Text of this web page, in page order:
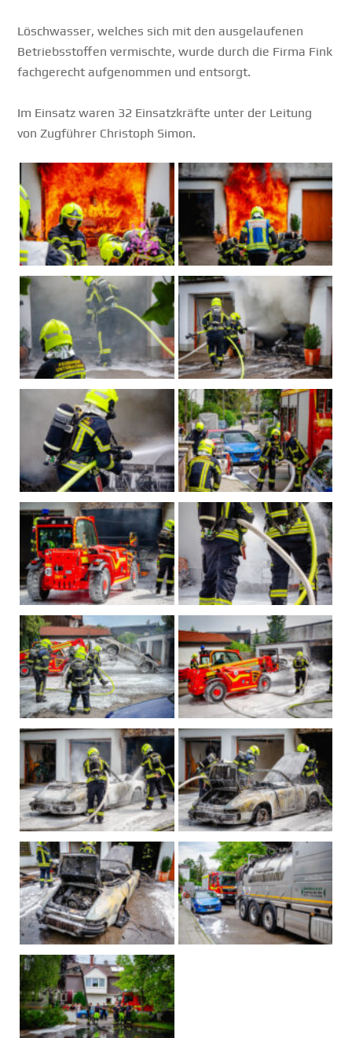
Löschwasser, welches sich mit den ausgelaufenen
Betriebsstoffen vermischte, wurde durch die Firma Fink
fachgerecht aufgenommen und entsorgt.
Im Einsatz waren 32 Einsatzkräfte unter der Leitung
von Zugführer Christoph Simon.